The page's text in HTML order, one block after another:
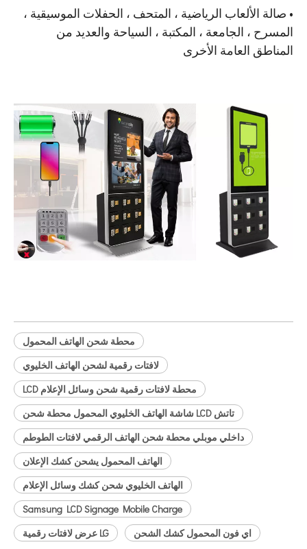
• صالة الألعاب الرياضية ، المتحف ، الحفلات الموسيقية ،
المسرح ، الجامعة ، المكتبة ، السياحة والعديد من
المناطق العامة الأخرى
محطة شحن الهاتف المحمول
لافتات رقمية لشحن الهاتف الخليوي
محطة لافتات رقمية شحن وسائل الإعلام LCD
تاتش LCD شاشة الهاتف الخليوي المحمول محطة شحن
داخلي موبلي محطة شحن الهاتف الرقمي لافتات الطوطم
الهاتف المحمول يشحن كشك الإعلان
الهاتف الخليوي شحن كشك وسائل الإعلام
Samsung LCD Signage Mobile Charge
LG عرض لافتات رقمية
اي فون المحمول كشك الشحن